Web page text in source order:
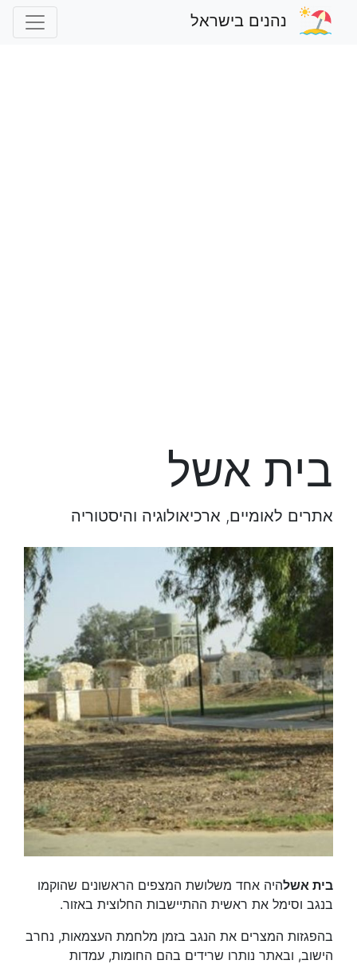
נהנים בישראל
בית אשל
אתרים לאומיים, ארכיאולוגיה והיסטוריה
בית אשלהיה אחד משלושת המצפים הראשונים שהוקמו
בנגב וסימל את ראשית ההתיישבות החלוצית באזור.
בהפגזות המצרים את הנגב בזמן מלחמת העצמאות, נחרב
הישוב, ובאתר נותרו שרידים בהם החומות, עמדות